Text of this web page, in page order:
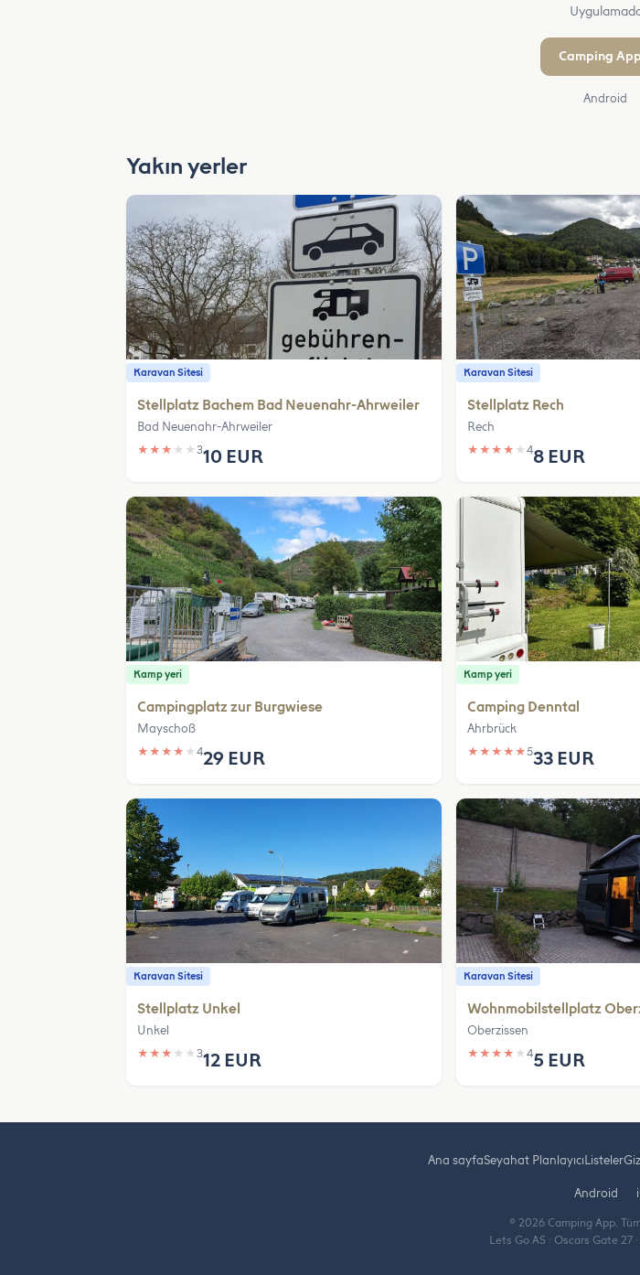
Camping
Android
Yakın yerler
Karavan Sitesi
Stellplatz Bachem Bad Neuenahr-Ahrweiler
Bad Neuenahr-Ahrweiler
★ ★ ★ ★ ★ 310 EUR
Karavan Sitesi
Stellplatz Rech
Rech
★ ★ ★ ★ ★48 EUR
Kamp yeri
Campingplatz zur Burgwiese
Mayschoß
★ ★ ★ ★ ★ 429 EUR
Kamp yeri
Camping Denntal
Ahrbrück
★ ★ ★ ★ ★533 EUR
Karavan Sitesi
Stellplatz Unkel
Unkel
★ ★ ★ ★ ★ 312 EUR
Karavan Sitesi
Wohnmobilstellplatz
Oberzissen
★ ★ ★ ★ ★45 EUR
Ana sayfaSeyahat Planlayıcı Listeler
Android
© 2026 Camping App. Tüm
Lets Go AS · Oscars Gate 27